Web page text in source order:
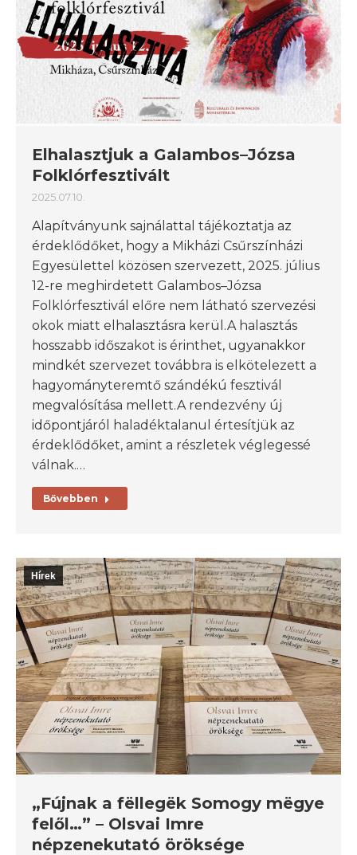
Elhalasztjuk a Galambos–Józsa
Folklórfesztivált
2025.07.10.
Alapítványunk sajnálattal tájékoztatja az
érdeklődőket, hogy a Mikházi Csűrszínházi
Egyesülettel közösen szervezett, 2025. július
12-re meghirdetett Galambos–Józsa
Folklórfesztivál előre nem látható szervezési
okok miatt elhalasztásra kerül.A halasztás
hosszabb időszakot is érinthet, ugyanakkor
mindkét szervezet továbbra is elkötelezett a
hagyományteremtő szándékú fesztivál
megvalósítása mellett.A rendezvény új
időpontjáról haladéktalanul értesítjük az
érdeklődőket, amint a részletek véglegessé
válnak.…
Bővebben
Hírek
„Fújnak a fëllegëk Somogy mëgye
felől…” – Olsvai Imre
népzenekutató öröksége